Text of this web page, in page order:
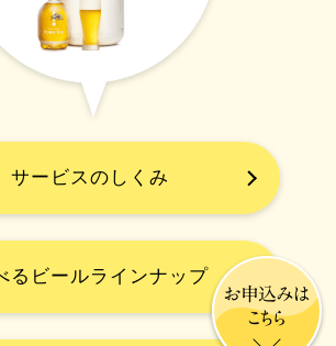
サービスのしくみ
るビールラインナップ
お申込みは
こちら